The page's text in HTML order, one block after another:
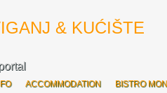
& KUĆIŠTE
ACCOMMODATION BISTRO